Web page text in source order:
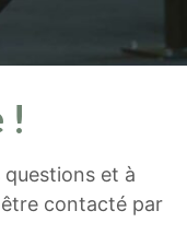
!
questions et à
contacté par